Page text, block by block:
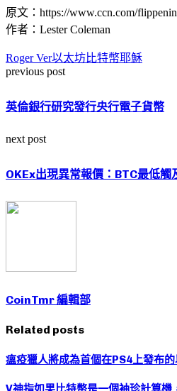
原文：https://www.ccn.com/
作者：Lester Coleman
Roger Ver以太坊比特幣耶穌
previous post
英倫銀行研究發行央行電子貨幣
next post
OKEx出現異常報價：BTC最低
CoinTmr 編輯部
Related posts
瘟疫獵人將成為首個在PS4上發布